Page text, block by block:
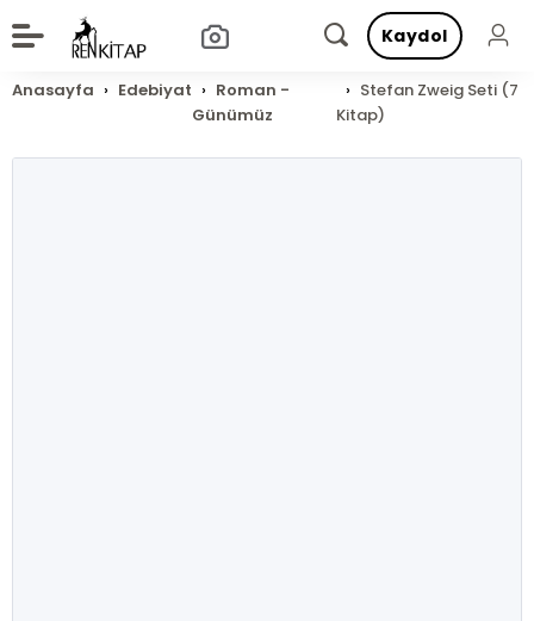
Kaydol
Anasayfa Edebiyat
Roman -
Günümüz
Stefan Zweig Seti (7
Kitap)